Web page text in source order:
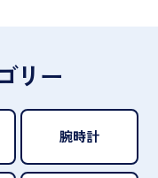
リー
腕時計